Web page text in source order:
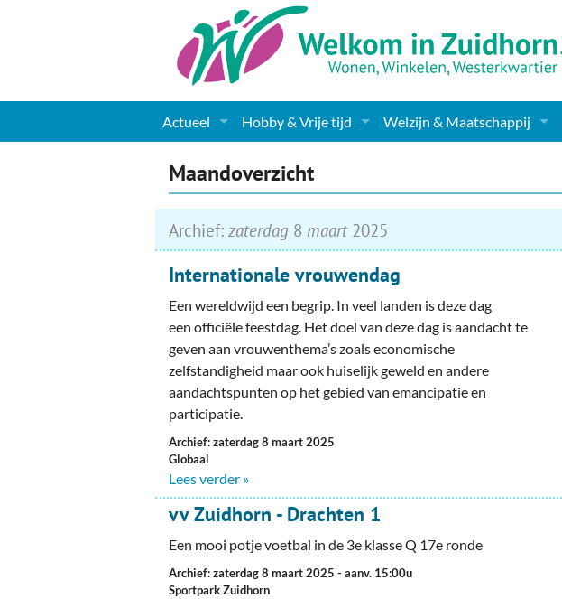
Actueel
Nieuws
Gemeente informatie
Dorpen
Woningaanbod
Columns & Redactioneel
Foto-pagina
Hobby & Vrije tijd
Muziek
Toerisme & Musea
Podia & Dorpshuizen
Welzijn & Maatschappij
Kinderopvang
Levensbeschouwelijk
Onderwijs & jeugd
Maandoverzicht
Archief: zaterdag 8 maart2025
Internationale vrouwendag
Een wereldwijd een begrip. In veel landen is deze dag
een officiële feestdag. Het doel van deze dag is aandacht te
geven aan vrouwenthema’s zoals economische
zelfstandigheid maar ook huiselijk geweld en andere
aandachtspunten op het gebied van emancipatie en
participatie.
Archief: zaterdag 8 maart 2025
Globaal
Lees verder »
vv Zuidhorn - Drachten 1
Een mooi potje voetbal in de 3e klasse Q 17e ronde
Archief: zaterdag 8 maart 2025- aanv. 15:00u
Sportpark Zuidhorn